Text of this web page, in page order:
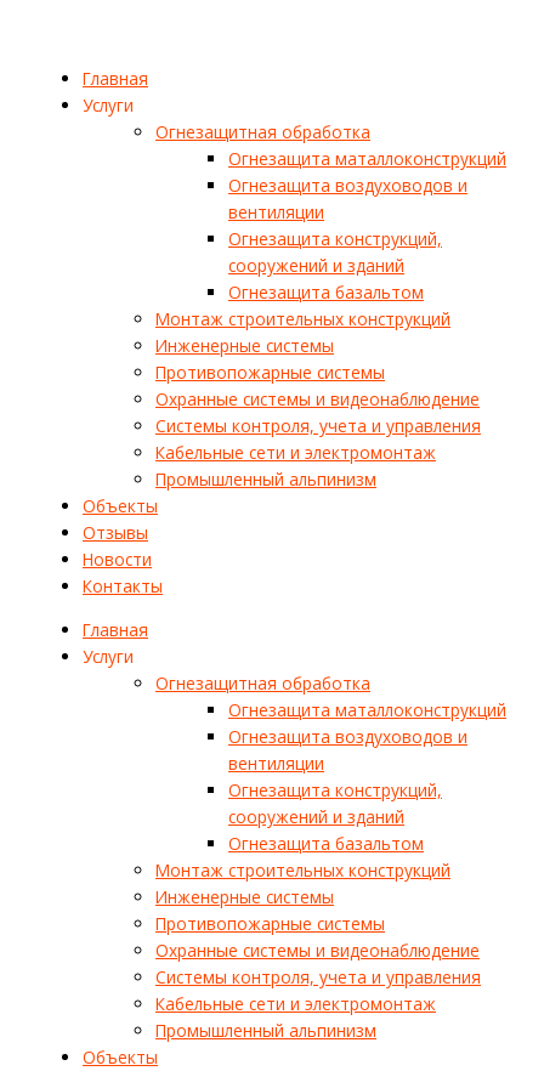
Главная
Услуги
Огнезащитная обработка
Огнезащита маталлоконструкций
Огнезащита воздуховодов и
вентиляции
Огнезащита конструкций,
сооружений и зданий
Огнезащита базальтом
Монтаж строительных конструкций
Инженерные системы
Противопожарные системы
Охранные системы и видеонаблюдение
Системы контроля, учета и управления
Кабельные сети и электромонтаж
Промышленный альпинизм
Объекты
Отзывы
Новости
Контакты
Главная
Услуги
Огнезащитная обработка
Огнезащита маталлоконструкций
Огнезащита воздуховодов и
вентиляции
Огнезащита конструкций,
сооружений и зданий
Огнезащита базальтом
Монтаж строительных конструкций
Инженерные системы
Противопожарные системы
Охранные системы и видеонаблюдение
Системы контроля, учета и управления
Кабельные сети и электромонтаж
Промышленный альпинизм
Объекты